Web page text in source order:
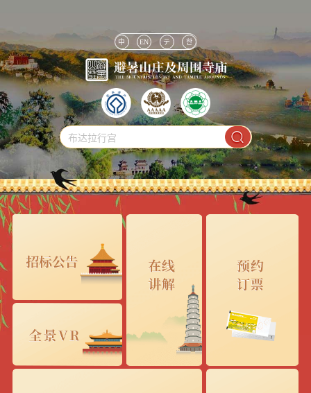
中 EN テ 한
布达拉行宫